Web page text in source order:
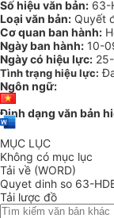
Số hiệu văn bản: 63-
Loại văn bản: Quyết
Cơ quan ban hành:
Ngày ban hành: 10-
Ngày có hiệu lực:
Tình trạng hiệu lực:
Ngôn ngữ:
Định dạng văn bản
MỤC LỤC
Không có mục lục
Tải về (WORD)
Quyet dinh so 63-
Tải lược đồ